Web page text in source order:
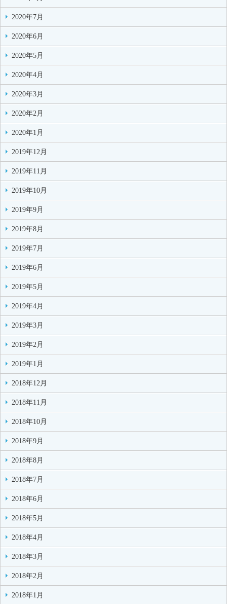
2020年7月
2020年6月
2020年5月
2020年4月
2020年3月
2020年2月
2020年1月
2019年12月
2019年11月
2019年10月
2019年9月
2019年8月
2019年7月
2019年6月
2019年5月
2019年4月
2019年3月
2019年2月
2019年1月
2018年12月
2018年11月
2018年10月
2018年9月
2018年8月
2018年7月
2018年6月
2018年5月
2018年4月
2018年3月
2018年2月
2018年1月